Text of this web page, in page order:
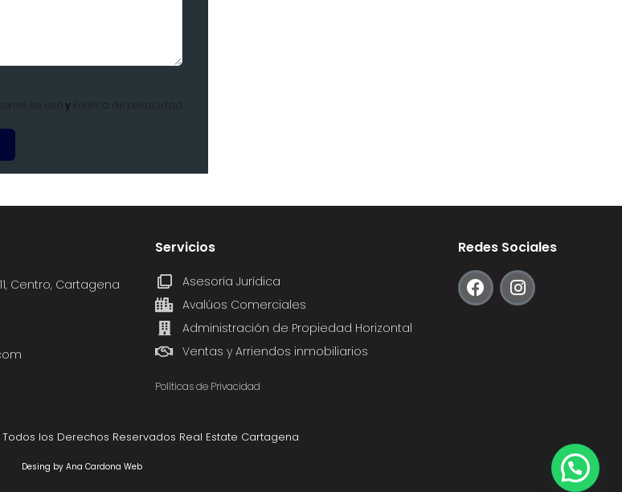
de uso y Política de privacidad
Centro, Cartagena
Servicios
Asesoría Jurídica
Avalúos Comerciales
Administración de Propiedad Horizontal
Ventas y Arriendos inmobiliarios
Políticas de Privacidad
Redes Sociales
los Derechos Reservados Real Estate Cartagena
Desing by Ana Cardona Web